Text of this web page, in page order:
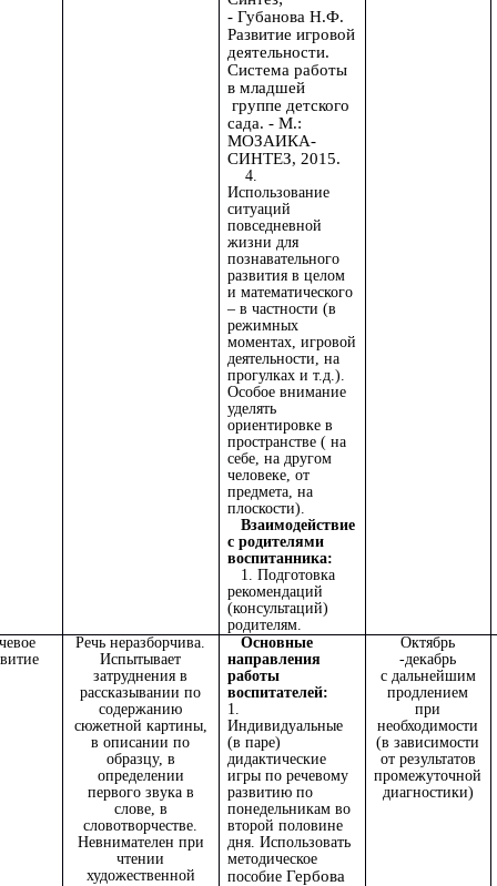
- Губанова Н.Ф.
Развитие игровой
деятельности.
Система работы
в младшей
группе детского
сада. - М.:
МОЗАИКА-
СИНТЕЗ, 2015.
4.
Использование
ситуаций
повседневной
жизни для
познавательного
развития в целом
и математического
– в частности (в
режимных
моментах, игровой
деятельности, на
прогулках и т.д.).
Особое внимание
уделять
ориентировке в
пространстве ( на
себе, на другом
человеке, от
предмета, на
плоскости).
Взаимодействие
с родителями
воспитанника:
1. Подготовка
рекомендаций
(консультаций)
родителям.
Речь неразборчива.
Испытывает
затруднения в
рассказывании по
содержанию
сюжетной картины,
в описании по
образцу, в
определении
первого звука в
слове, в
словотворчестве.
Невнимателен при
чтении
художественной
Основные
направления
работы
воспитателей:
1.
Индивидуальные
(в паре)
дидактические
игры по речевому
развитию по
понедельникам во
второй половине
дня. Использовать
методическое
пособиеГербова
Октябрь
-декабрь
с дальнейшим
продлением
при
необходимости
(в зависимости
от результатов
промежуточной
диагностики)